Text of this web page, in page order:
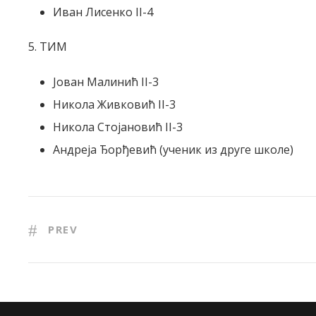
Иван Лисенко II-4
5. ТИМ
Јован Малинић II-3
Никола Живковић II-3
Никола Стојановић II-3
Андреја Ђорђевић (ученик из друге школе)
PREV